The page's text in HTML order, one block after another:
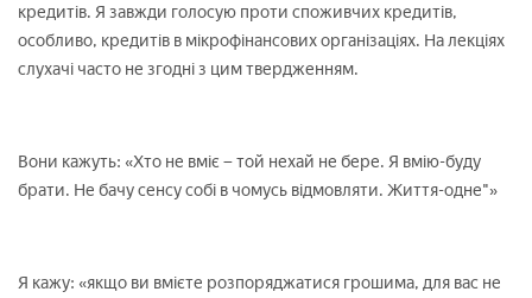
кредитів. Я завжди голосую проти споживчих кредитів,
особливо, кредитів в мікрофінансових організаціях. На лекціях
слухачі часто не згодні з цим твердженням.
Вони кажуть: «Хто не вміє − той нехай не бере. Я вмію-буду
брати. Не бачу сенсу собі в чомусь відмовляти. Життя-одне"»
Я кажу: «якщо ви вмієте розпоряджатися грошима, для вас не